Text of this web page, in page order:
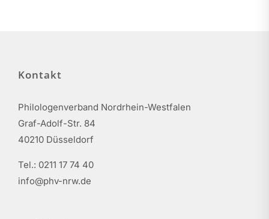
Kontakt
Philologenverband Nordrhein-Westfalen
Graf-Adolf-Str. 84
40210 Düsseldorf
Tel.: 0211 17 74 40
info@phv-nrw.de